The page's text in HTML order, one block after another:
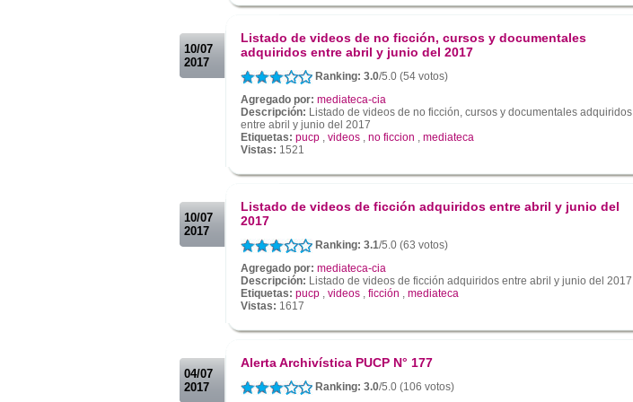
10/07
2017
Listado de videos de no ficción, cursos y documentales
adquiridos entre abril y junio del 2017
Ranking: 3.0/5.0 (54 votos)
Agregado por: mediateca-cia
Descripción: Listado de videos de no ficción, cursos y documentales adquiridos
entre abril y junio del 2017
Etiquetas: pucp , videos , no ficcion , mediateca
Vistas: 1521
10/07
2017
Listado de videos de ficción adquiridos entre abril y junio del
2017
Ranking: 3.1/5.0 (63 votos)
Agregado por: mediateca-cia
Descripción: Listado de videos de ficción adquiridos entre abril y junio del 2017
Etiquetas: pucp , videos , ficción , mediateca
Vistas: 1617
04/07
2017
Alerta Archivística PUCP N° 177
Ranking: 3.0/5.0 (106 votos)